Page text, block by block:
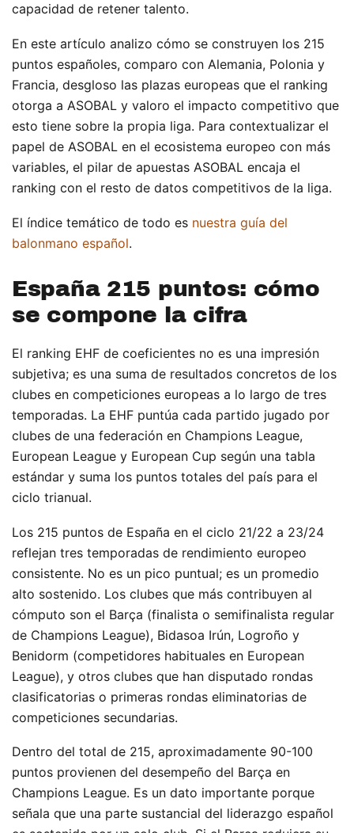
capacidad de retener talento.
En este artículo analizo cómo se construyen los 215
puntos españoles, comparo con Alemania, Polonia y
Francia, desgloso las plazas europeas que el ranking
otorga a ASOBAL y valoro el impacto competitivo que
esto tiene sobre la propia liga. Para contextualizar el
papel de ASOBAL en el ecosistema europeo con más
variables, el pilar de apuestas ASOBAL encaja el
ranking con el resto de datos competitivos de la liga.
El índice temático de todo es nuestra guía del
balonmano español.
España 215 puntos: cómo
se compone la cifra
El ranking EHF de coeficientes no es una impresión
subjetiva; es una suma de resultados concretos de los
clubes en competiciones europeas a lo largo de tres
temporadas. La EHF puntúa cada partido jugado por
clubes de una federación en Champions League,
European League y European Cup según una tabla
estándar y suma los puntos totales del país para el
ciclo trianual.
Los 215 puntos de España en el ciclo 21/22 a 23/24
reflejan tres temporadas de rendimiento europeo
consistente. No es un pico puntual; es un promedio
alto sostenido. Los clubes que más contribuyen al
cómputo son el Barça (finalista o semifinalista regular
de Champions League), Bidasoa Irún, Logroño y
Benidorm (competidores habituales en European
League), y otros clubes que han disputado rondas
clasificatorias o primeras rondas eliminatorias de
competiciones secundarias.
Dentro del total de 215, aproximadamente 90-100
puntos provienen del desempeño del Barça en
Champions League. Es un dato importante porque
señala que una parte sustancial del liderazgo español